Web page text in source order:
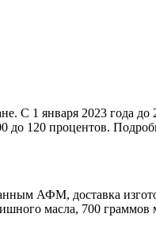
С 1 января 2023 года до
120 процентов.
АФМ, доставка
масла, 700